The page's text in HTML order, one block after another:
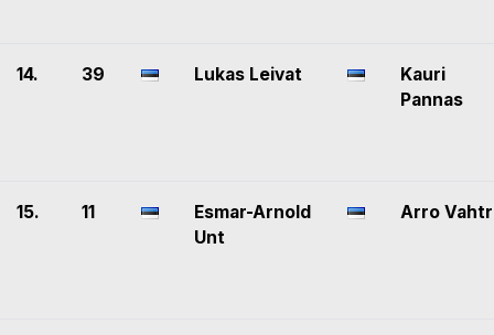
14. 39 Lukas Leivat
Kauri
Pannas
15. 11
Esmar-Arnold
Unt
Arro